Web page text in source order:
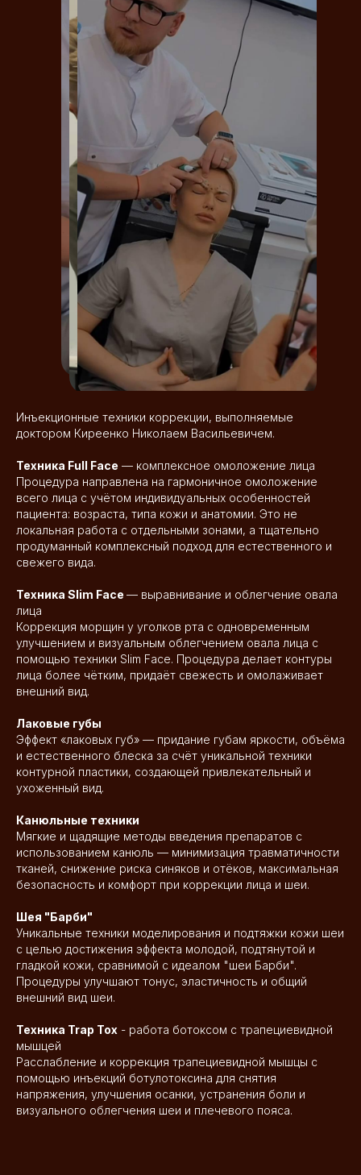
Инъекционные техники коррекции, выполняемые
доктором Киреенко Николаем Васильевичем.
Техника Full Face — комплексное омоложение лица
Процедура направлена на гармоничное омоложение
всего лица с учётом индивидуальных особенностей
пациента: возраста, типа кожи и анатомии. Это не
локальная работа с отдельными зонами, а тщательно
продуманный комплексный подход для естественного и
свежего вида.
Техника Slim Face — выравнивание и облегчение овала
лица
Коррекция морщин у уголков рта с одновременным
улучшением и визуальным облегчением овала лица с
помощью техники Slim Face. Процедура делает контуры
лица более чётким, придаёт свежесть и омолаживает
внешний вид.
Лаковые губы
Эффект «лаковых губ» — придание губам яркости, объёма
и естественного блеска за счёт уникальной техники
контурной пластики, создающей привлекательный и
ухоженный вид.
Канюльные техники
Мягкие и щадящие методы введения препаратов с
использованием канюль — минимизация травматичности
тканей, снижение риска синяков и отёков, максимальная
безопасность и комфорт при коррекции лица и шеи.
Шея "Барби"
Уникальные техники моделирования и подтяжки кожи шеи
с целью достижения эффекта молодой, подтянутой и
гладкой кожи, сравнимой с идеалом "шеи Барби".
Процедуры улучшают тонус, эластичность и общий
внешний вид шеи.
Техника Trap Tox - работа ботоксом с трапециевидной
мышцей
Расслабление и коррекция трапециевидной мышцы с
помощью инъекций ботулотоксина для снятия
напряжения, улучшения осанки, устранения боли и
визуального облегчения шеи и плечевого пояса.